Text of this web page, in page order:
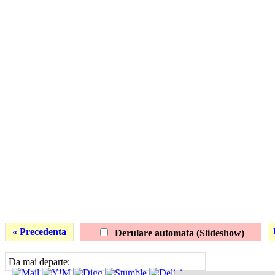
« Precedenta Derulare automata (Slideshow)
Da mai departe: